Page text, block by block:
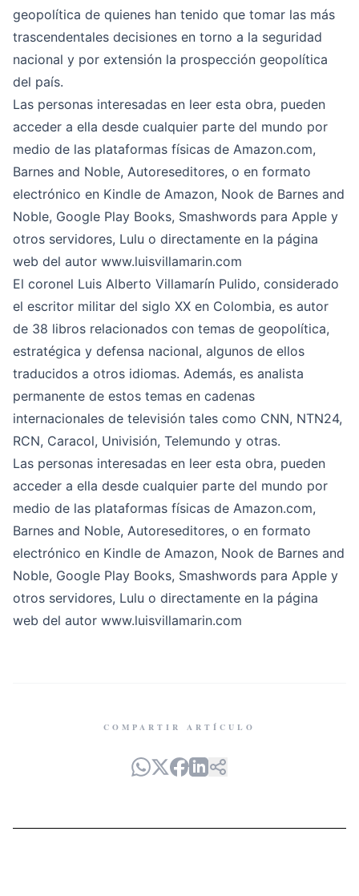
geopolítica de quienes han tenido que tomar las más
trascendentales decisiones en torno a la seguridad
nacional y por extensión la prospección geopolítica
del país.
Las personas interesadas en leer esta obra, pueden
acceder a ella desde cualquier parte del mundo por
medio de las plataformas físicas de Amazon.com,
Barnes and Noble, Autoreseditores, o en formato
electrónico en Kindle de Amazon, Nook de Barnes and
Noble, Google Play Books, Smashwords para Apple y
otros servidores, Lulu o directamente en la página
web del autor www.luisvillamarin.com
El coronel Luis Alberto Villamarín Pulido, considerado
el escritor militar del siglo XX en Colombia, es autor
de 38 libros relacionados con temas de geopolítica,
estratégica y defensa nacional, algunos de ellos
traducidos a otros idiomas. Además, es analista
permanente de estos temas en cadenas
internacionales de televisión tales como CNN, NTN24,
RCN, Caracol, Univisión, Telemundo y otras.
Las personas interesadas en leer esta obra, pueden
acceder a ella desde cualquier parte del mundo por
medio de las plataformas físicas de Amazon.com,
Barnes and Noble, Autoreseditores, o en formato
electrónico en Kindle de Amazon, Nook de Barnes and
Noble, Google Play Books, Smashwords para Apple y
otros servidores, Lulu o directamente en la página
web del autor www.luisvillamarin.com
COMPARTIR ARTÍCULO